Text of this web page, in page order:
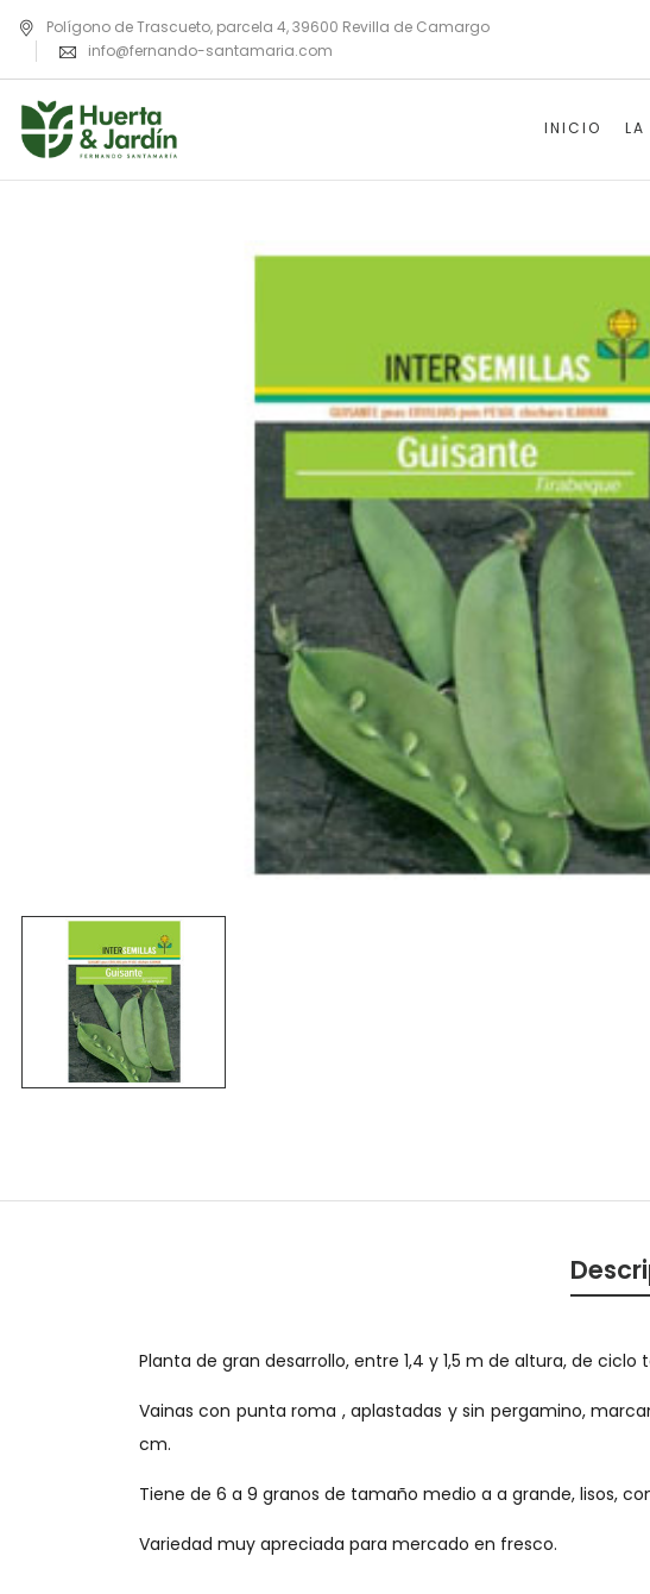
Polígono de Trascueto, parcela 4, 39600 Revilla de Camargo
info@fernando-santamaria.com
INICIO LA
Planta de gran desarrollo, entre 1,4 y 1,5 m de altura, de
Vainas con punta roma , aplastadas y sin pergamino,
cm.
Tiene de 6 a 9 granos de tamaño medio a a grande, lisos,
Variedad muy apreciada para mercado en fresco.